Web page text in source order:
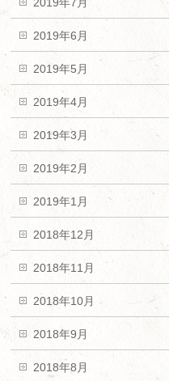
2019年6月
2019年5月
2019年4月
2019年3月
2019年2月
2019年1月
2018年12月
2018年11月
2018年10月
2018年9月
2018年8月